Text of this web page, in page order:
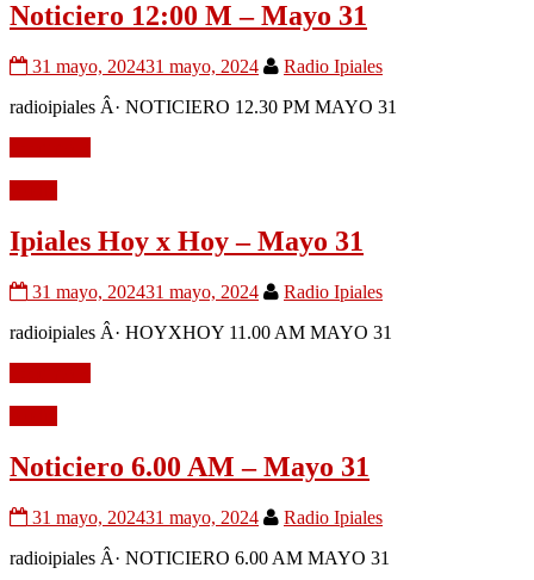
Noticiero 12:00 M – Mayo 31
31 mayo, 202431 mayo, 2024
Radio Ipiales
radioipiales Â· NOTICIERO 12.30 PM MAYO 31
Ipiales Hoy x Hoy – Mayo 31
31 mayo, 202431 mayo, 2024
Radio Ipiales
radioipiales Â· HOYXHOY 11.00 AM MAYO 31
Noticiero 6.00 AM – Mayo 31
31 mayo, 202431 mayo, 2024
Radio Ipiales
radioipiales Â· NOTICIERO 6.00 AM MAYO 31